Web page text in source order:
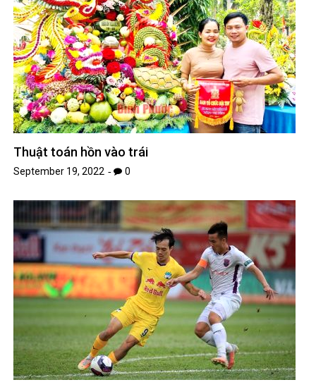
Thuật toán hồn vào trái
September 19, 2022 0